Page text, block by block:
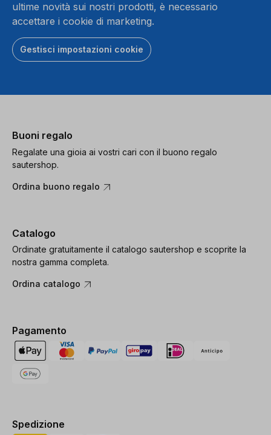
ultime novità sui nostri prodotti, è necessario
accettare i cookie di marketing.
Gestisci impostazioni cookie
Buoni regalo
Regalate una gioia ai vostri cari con il buono regalo
sautershop.
Ordina buono regalo
Catalogo
Ordinate gratuitamente il catalogo sautershop e scoprite la
nostra gamma completa.
Ordina catalogo
Pagamento
Spedizione